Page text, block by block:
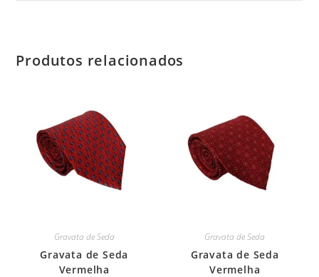
Produtos relacionados
Gravata de Seda
Gravata de Seda
Vermelha
Gravata de Seda
Gravata de Seda
Vermelha